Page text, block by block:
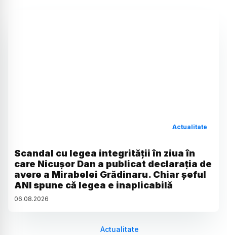
Actualitate
Scandal cu legea integrității în ziua în
care Nicușor Dan a publicat declarația de
avere a Mirabelei Grădinaru. Chiar șeful
ANI spune că legea e inaplicabilă
06.08.2026
Actualitate